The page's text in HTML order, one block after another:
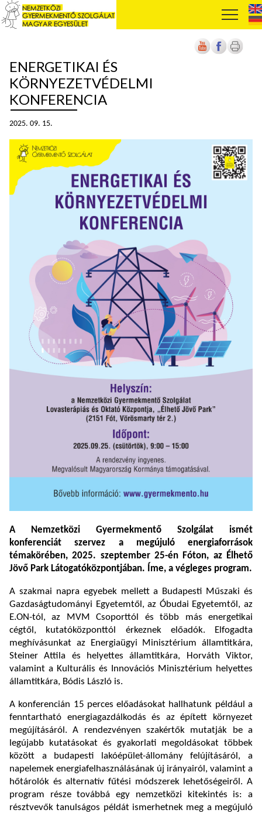
ENERGETIKAI ÉS
KÖRNYEZETVÉDELMI
KONFERENCIA
2025. 09. 15.
A Nemzetközi Gyermekmentő Szolgálat ismét
konferenciát szervez a megújuló energiaforrások
témakörében, 2025. szeptember 25-én Fóton, az Élhető
Jövő Park Látogatóközpontjában. Íme, a végleges program.
A szakmai napra egyebek mellett a Budapesti Műszaki és
Gazdaságtudományi Egyetemtől, az Óbudai Egyetemtől, az
E.ON-tól, az MVM Csoporttól és több más energetikai
cégtől, kutatóközponttól érkeznek előadók. Elfogadta
meghívásunkat az Energiaügyi Minisztérium államtitkára,
Steiner Attila és helyettes államtitkára, Horváth Viktor,
valamint a Kulturális és Innovációs Minisztérium helyettes
államtitkára, Bódis László is.
A konferencián 15 perces előadásokat hallhatunk például a
fenntartható energiagazdálkodás és az épített környezet
megújításáról. A rendezvényen szakértők mutatják be a
legújabb kutatásokat és gyakorlati megoldásokat többek
között a budapesti lakóépület-állomány felújításáról, a
napelemek energiafelhasználásának új irányairól, valamint a
hőtárolók és alternatív fűtési módszerek lehetőségeiről. A
program része továbbá egy nemzetközi kitekintés is: a
résztvevők tanulságos példát ismerhetnek meg a megújuló